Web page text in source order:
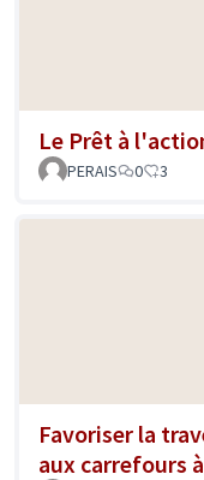
Le Prêt à
PERAIS
0 3
Favoriser la
aux carrefours